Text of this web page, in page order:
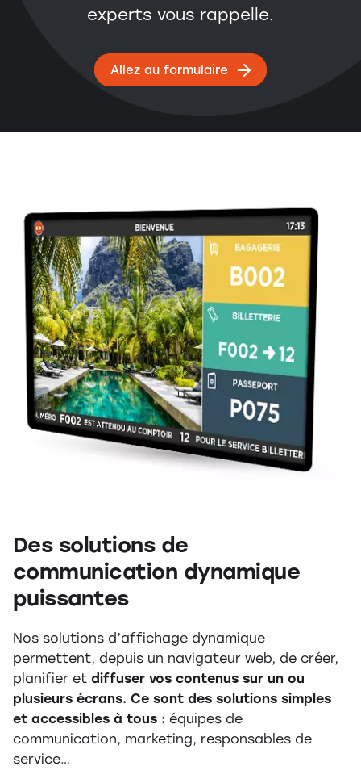
experts vous rappelle.
Allez au formulaire
Des solutions de
communication dynamique
puissantes
Nos solutions d’affichage dynamique
permettent, depuis un navigateur web, de créer,
planifier et diffuser vos contenus sur un ou
plusieurs écrans. Ce sont des solutions simples
et accessibles à tous : équipes de
communication, marketing, responsables de
service…